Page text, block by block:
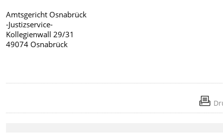
Amtsgericht Osnabrück
-Justizservice-
Kollegienwall 29/31
49074 Osnabrück